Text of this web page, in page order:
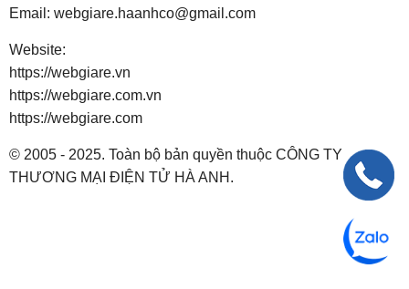
Email: webgiare.haanhco@gmail.com
Website:
https://webgiare.vn
https://webgiare.com.vn
https://webgiare.com
© 2005 - 2025. Toàn bộ bản quyền thuộc CÔNG TY
THƯƠNG MẠI ĐIỆN TỬ HÀ ANH.